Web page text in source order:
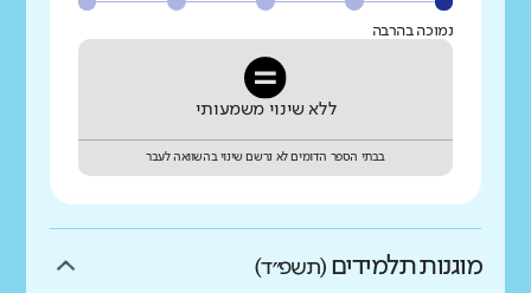
נמוכה בהרבה
ללא שינוי משמעותי
בבתי הספר הדומים לא נרשם שינוי בהשוואה לעבר
מוגנות תלמידים (תשפ״ד)